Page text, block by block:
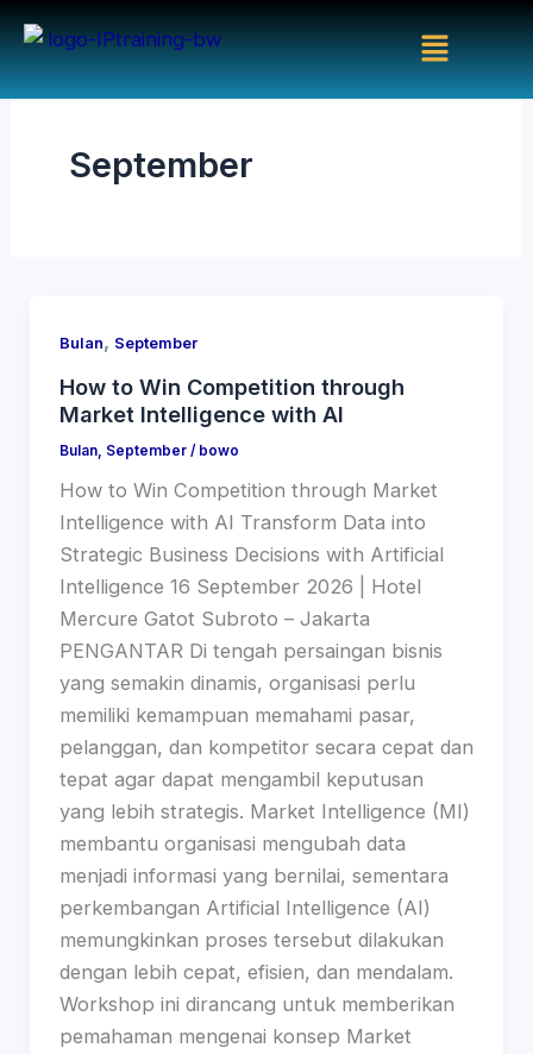
Skip
to
content
Menu
September
Bulan, September
How to Win Competition through
Market Intelligence with AI
Bulan, September/ bowo
How to Win Competition through Market
Intelligence with AI Transform Data into
Strategic Business Decisions with Artificial
Intelligence 16 September 2026 | Hotel
Mercure Gatot Subroto – Jakarta
PENGANTAR Di tengah persaingan bisnis
yang semakin dinamis, organisasi perlu
memiliki kemampuan memahami pasar,
pelanggan, dan kompetitor secara cepat dan
tepat agar dapat mengambil keputusan
yang lebih strategis. Market Intelligence (MI)
membantu organisasi mengubah data
menjadi informasi yang bernilai, sementara
perkembangan Artificial Intelligence (AI)
memungkinkan proses tersebut dilakukan
dengan lebih cepat, efisien, dan mendalam.
Workshop ini dirancang untuk memberikan
pemahaman mengenai konsep Market